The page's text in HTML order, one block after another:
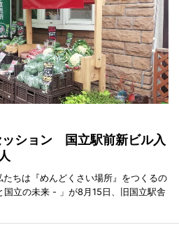
ッション 国立駅前新ビル入
たちは『めんどくさい場所』をつくるの
立の未来 - 」が8月15日、旧国立駅舎